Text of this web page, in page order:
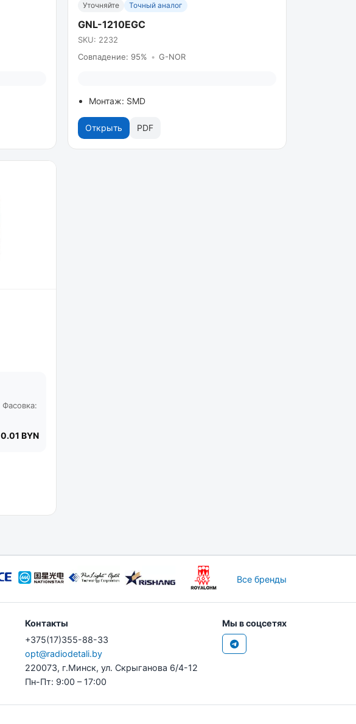
Уточняйте Точный аналог
GNL-1210EGC
SKU: 2232
Совпадение: 95% • G-NOR
Монтаж: SMD
Открыть PDF
Фасовка:
0.01 BYN
Все бренды
Контакты
+375(17)355-88-33
opt@radiodetali.by
220073, г.Минск, ул. Скрыганова 6/4-12
Пн-Пт: 9:00 – 17:00
Мы в соцсетях